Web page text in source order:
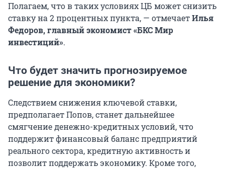
Полагаем, что в таких условиях ЦБ может снизить
ставку на2 процентных пункта, — отмечаетИлья
Федоров, главный экономист «БКС Мир
инвестиций».
Что будет значить прогнозируемое
решение для экономики?
Следствием снижения ключевой ставки,
предполагает Попов, станет дальнейшее
смягчение денежно-кредитных условий, что
поддержит финансовый баланс предприятий
реального сектора, кредитную активность и
позволит поддержать экономику. Кроме того,